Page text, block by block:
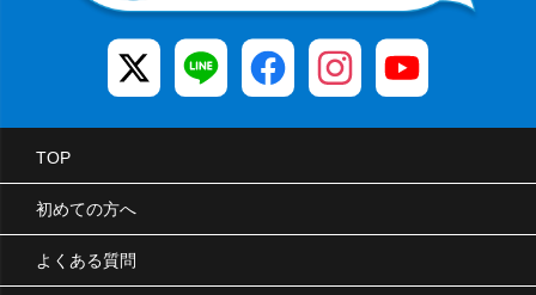
TOP
初めての方へ
よくある質問